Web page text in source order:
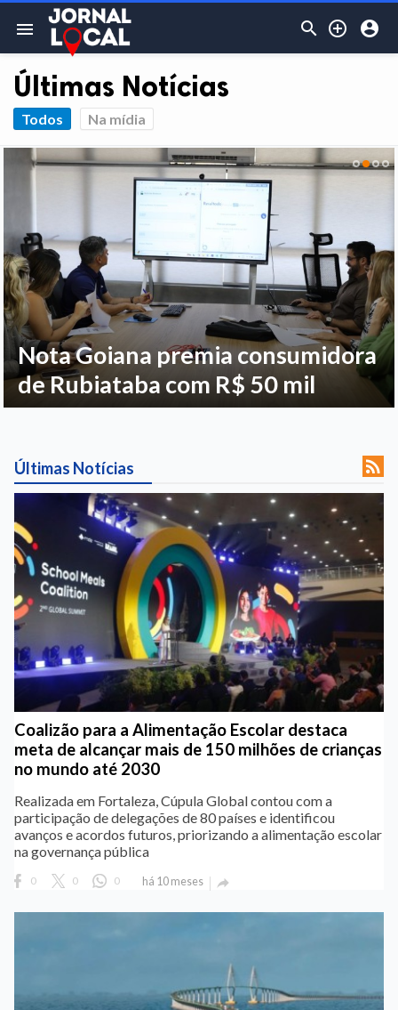
menu   
Últimas Notícias
Todos Na mídia
Nota Goiana premia consumidora
de Rubiataba com R$ 50 mil
Últimas Notícias 
Coalizão para a Alimentação Escolar destaca
meta de alcançar mais de 150 milhões de crianças
no mundo até 2030
Realizada em Fortaleza, Cúpula Global contou com a
participação de delegações de 80 países e identificou
avanços e acordos futuros, priorizando a alimentação escolar
na governança pública
0 0 0 há 10 meses 